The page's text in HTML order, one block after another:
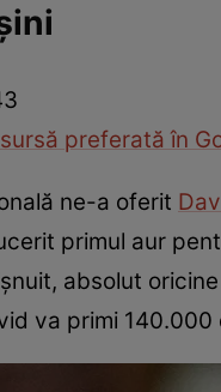
preferată în
ne-a oferit
primul aur
absolut
va primi 140.000